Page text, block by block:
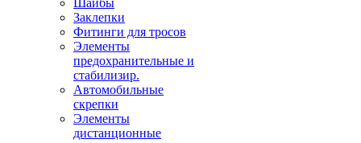
Шайбы
Заклепки
Фитинги для тросов
Элементы
предохранительные и
стабилизир.
Автомобильные
скрепки
Элементы
дистанционные